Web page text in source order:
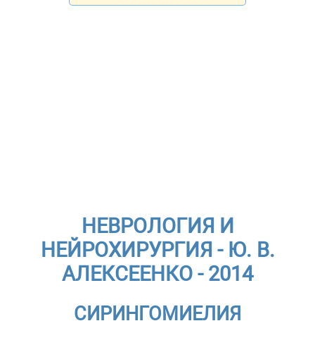
НЕВРОЛОГИЯ И
НЕЙРОХИРУРГИЯ - Ю. В.
АЛЕКСЕЕНКО - 2014
СИРИНГОМИЕЛИЯ